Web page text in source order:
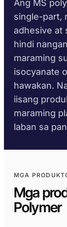
Krystal 1000
Krystal 2000
Krystal 3000
Krystal 4000
MAG-BROWSE PA
AFT 1080GF
AFT 1120GF
Metal
Construction
DIY
Signage
Woodworking
AYON SA
MAG-BROWSE
Salamin at
Mga plastik
Aklatan ng
Safety data
PAGSUNOD
Mga RoHS
Ang MS
single-part,
adhesive at
hindi
maraming
isocyanate
hawakan.
iisang
maraming
laban sa
MGA
Mga
Polymer